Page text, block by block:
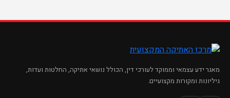
מאגר ידע עצמאי וממוקד לעורכי דין, הכולל נושאי אתיקה, החלטות ועדות,
גיליונות ומקורות מקצועיים.